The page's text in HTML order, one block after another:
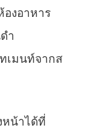
งอาหาร
ำ
เมนท์จากส
หน้าได้ที่